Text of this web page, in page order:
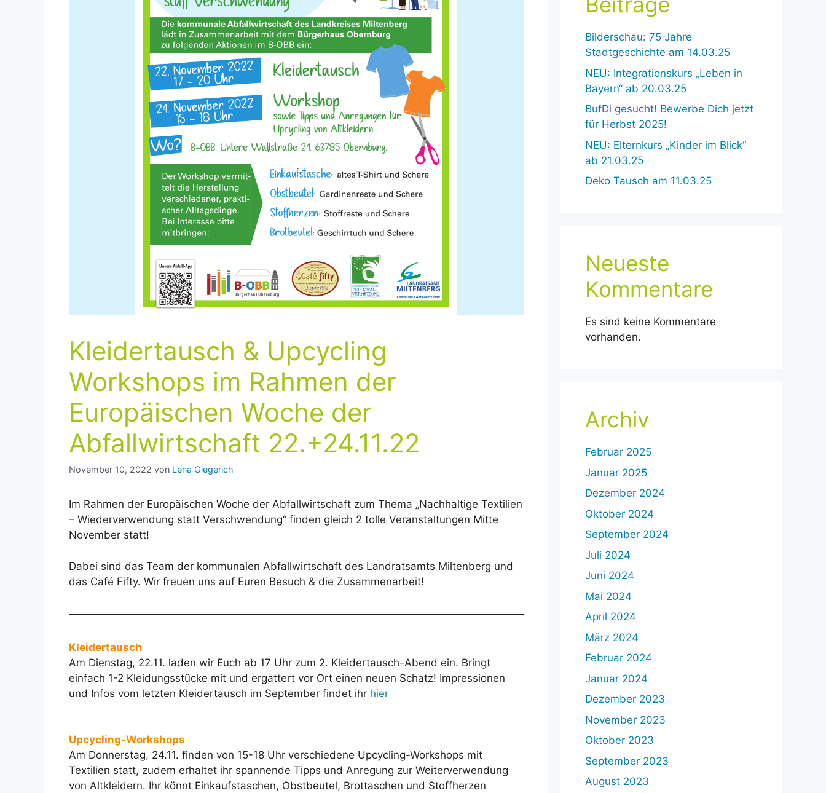
Kleidertausch & Upcycling
Workshops im Rahmen der
Europäischen Woche der
Abfallwirtschaft 22.+24.11.22
November 10, 2022 von Lena Giegerich
Im Rahmen der Europäischen Woche der Abfallwirtschaft zum Thema „Nachhaltige Textilien
– Wiederverwendung statt Verschwendung“ finden gleich 2 tolle Veranstaltungen Mitte
November statt!
Dabei sind das Team der kommunalen Abfallwirtschaft des Landratsamts Miltenberg und
das Café Fifty. Wir freuen uns auf Euren Besuch & die Zusammenarbeit!
Kleidertausch
Am Dienstag, 22.11. laden wir Euch ab 17 Uhr zum 2. Kleidertausch-Abend ein. Bringt
einfach 1-2 Kleidungsstücke mit und ergattert vor Ort einen neuen Schatz! Impressionen
und Infos vom letzten Kleidertausch im September findet ihr hier
Upcycling-Workshops
Am Donnerstag, 24.11. finden von 15-18 Uhr verschiedene Upcycling-Workshops mit
Textilien statt, zudem erhaltet ihr spannende Tipps und Anregung zur Weiterverwendung
von Altkleidern. Ihr könnt Einkaufstaschen, Obstbeutel, Brottaschen und Stoffherzen
Bilderschau: 75 Jahre
Stadtgeschichte am 14.03.25
NEU: Integrationskurs „Leben in
Bayern“ ab 20.03.25
BufDi gesucht! Bewerbe Dich jetzt
für Herbst 2025!
NEU: Elternkurs „Kinder im Blick“
ab 21.03.25
Deko Tausch am 11.03.25
Neueste
Kommentare
Es sind keine Kommentare
vorhanden.
Archiv
Februar 2025
Januar 2025
Dezember 2024
Oktober 2024
September 2024
Juli 2024
Juni 2024
Mai 2024
April 2024
März 2024
Februar 2024
Januar 2024
Dezember 2023
November 2023
Oktober 2023
September 2023
August 2023